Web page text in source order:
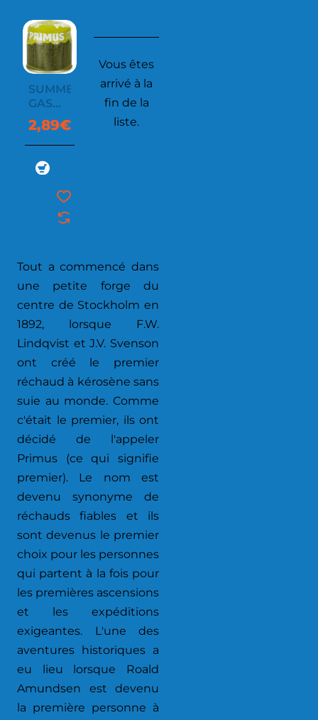
SUMMER
GAS
PIERCIABLE
190G
2,89€
Vous êtes
arrivé à la
fin de la
liste.
Tout a commencé dans
une petite forge du
centre de Stockholm en
1892, lorsque F.W.
Lindqvist et J.V. Svenson
ont créé le premier
réchaud à kérosène sans
suie au monde. Comme
c'était le premier, ils ont
décidé de l'appeler
Primus (ce qui signifie
premier). Le nom est
devenu synonyme de
réchauds fiables et ils
sont devenus le premier
choix pour les personnes
qui partent à la fois pour
les premières ascensions
et les expéditions
exigeantes. L'une des
aventures historiques a
eu lieu lorsque Roald
Amundsen est devenu
la première personne à